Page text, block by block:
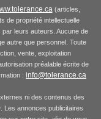
(articles,
de propriété intellectuelle
leurs auteurs. Aucune de
autre que personnel. Toute
vente, exploitation
préalable écrite de
: info@tolerance.ca
ni des contenus des
. Les annonces publicitaires